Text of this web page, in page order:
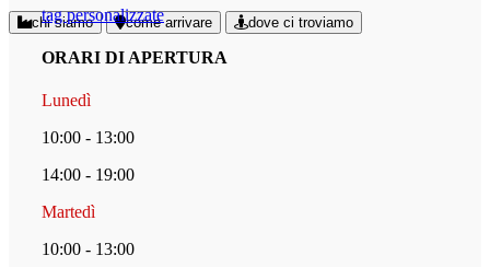
chi siamo come arrivare dove ci troviamo
tag personalizzate
ORARI DI APERTURA
Lunedì
10:00 - 13:00
14:00 - 19:00
Martedì
10:00 - 13:00